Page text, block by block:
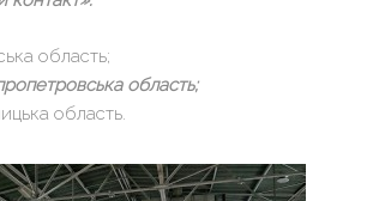
область;
область;
область.